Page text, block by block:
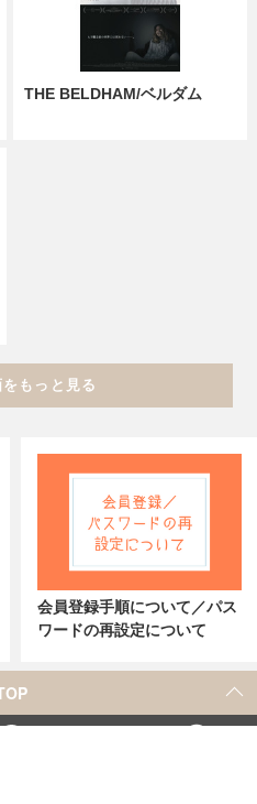
THE BELDHAM/ベルダム
もっと見る
会員登録手順について／パス
ワードの再設定について